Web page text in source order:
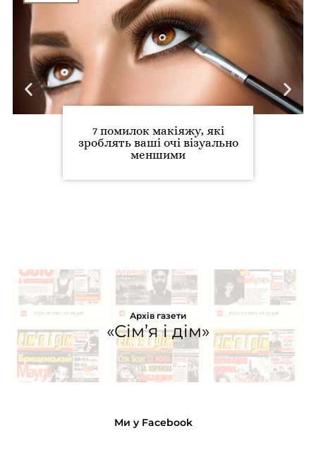
7 помилок макіяжу, які
зроблять ваші очі візуально
меншими
Архів газети
«Сім’я і дім»
Ми у Facebook